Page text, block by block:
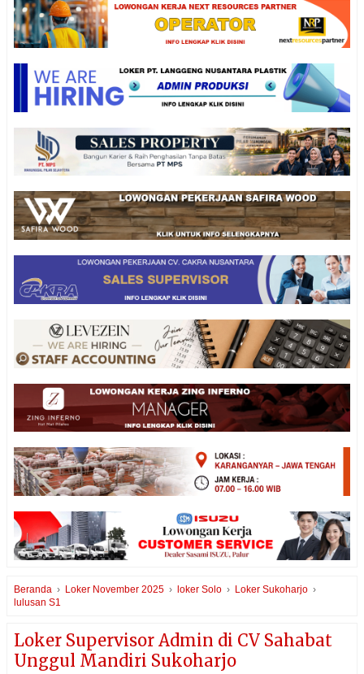
Beranda › Loker November 2025 › loker Solo › Loker Sukoharjo ›
lulusan S1
Loker Supervisor Admin di CV Sahabat
Unggul Mandiri Sukoharjo